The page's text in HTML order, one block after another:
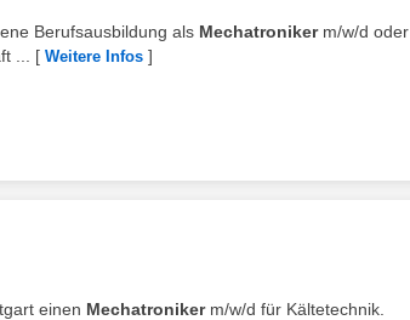
Berufsausbildung als Mechatronikerm/w/d oder
...
[ Weitere Infos ]
einen Mechatronikerm/w/d für Kältetechnik.